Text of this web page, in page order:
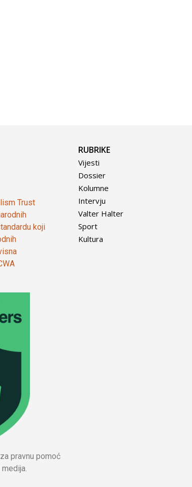
Trust
koji
pravnu pomoć
RUBRIKE
Vijesti
Dossier
Kolumne
Intervju
Valter Halter
Sport
Kultura